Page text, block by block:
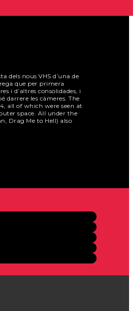
dels nous VHS d’una de
que per primera
i d’altres consolidades, i
darrere les càmeres. The
all of which were seen at
space. All under the
Drag Me to Hell) also